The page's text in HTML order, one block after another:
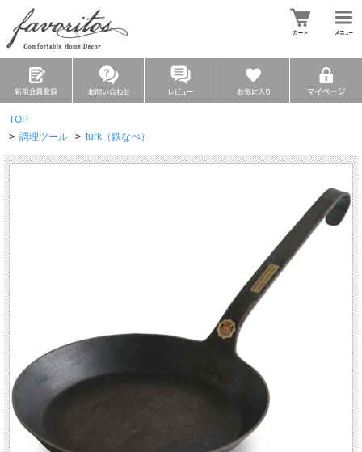
TOP
> 調理ツール > turk（鉄なべ）